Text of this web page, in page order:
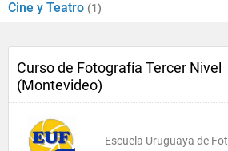
Cine y Teatro (1)
Curso de Fotografía Tercer Nivel
(Montevideo)
Escuela Uruguaya de